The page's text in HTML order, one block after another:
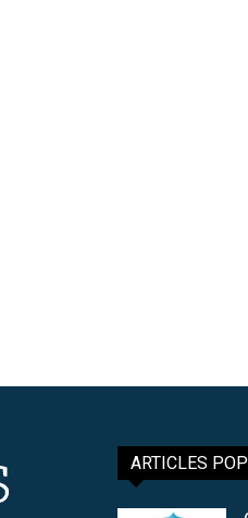
ARTICLES